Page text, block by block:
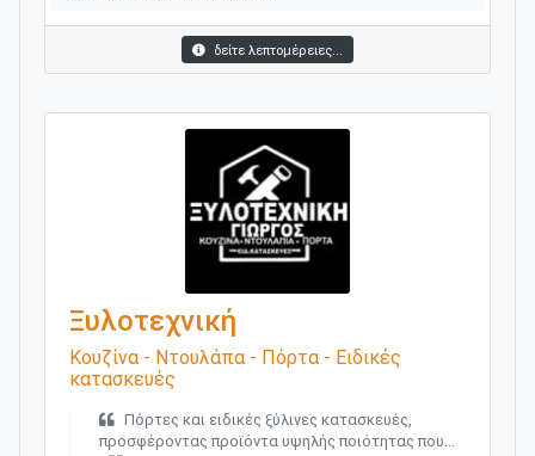
δείτε λεπτομέρειες...
Ξυλοτεχνική
Κουζίνα - Ντουλάπα - Πόρτα - Ειδικές
κατασκευές
Πόρτες και ειδικές ξύλινες κατασκευές,
προσφέροντας προϊόντα υψηλής ποιότητας που...